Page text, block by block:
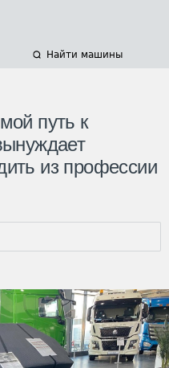
Найти машины
путь к
из профессии